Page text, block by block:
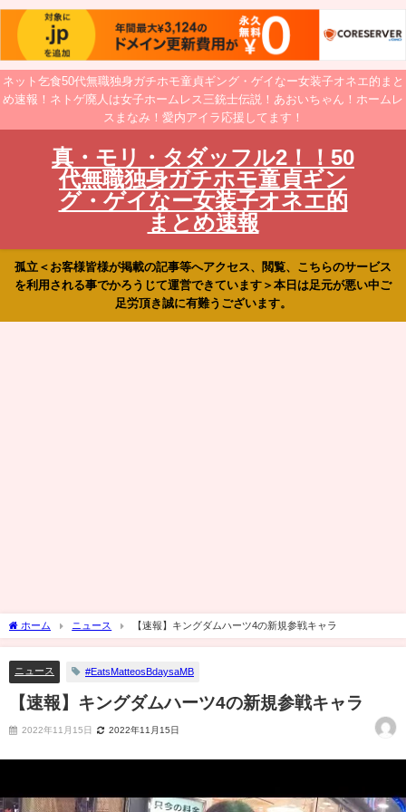
ネット乞食50代無職独身ガチホモ童貞ギング・ゲイなー女装子オネエ的まと
め速報！ネトゲ廃人は女子ホームレス三銃士伝説！あおいちゃん！ホームレ
スまなみ！愛内アイラ応援してます！
真・モリ・タダッフル2！！50
代無職独身ガチホモ童貞ギン
グ・ゲイなー女装子オネエ的
まとめ速報
孤立＜お客様皆様が掲載の記事等へアクセス、閲覧、こちらのサービス
を利用される事でかろうじて運営できています＞本日は足元が悪い中ご
足労頂き誠に有難うございます。
ホーム ニュース 【速報】キングダムハーツ4の新規参戦キャラ
ニュース #EatsMatteosBdaysaMB
【速報】キングダムハーツ4の新規参戦キャラ
2022年11月15日 2022年11月15日